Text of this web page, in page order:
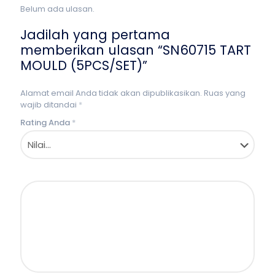
Belum ada ulasan.
Jadilah yang pertama
memberikan ulasan “SN60715 TART
MOULD (5PCS/SET)”
Alamat email Anda tidak akan dipublikasikan. Ruas yang
wajib ditandai *
Rating Anda *